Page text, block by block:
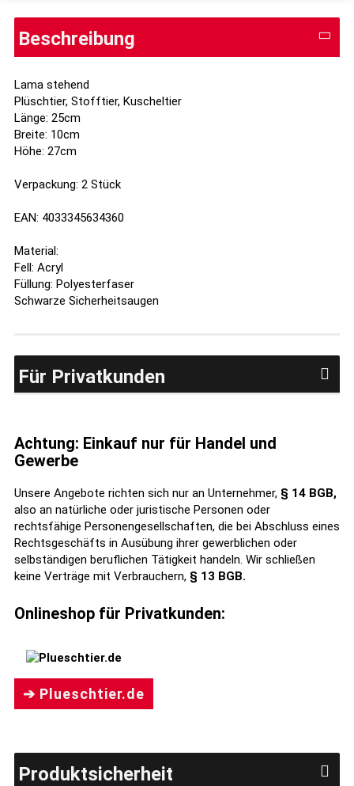
Beschreibung
Lama stehend
Plüschtier, Stofftier, Kuscheltier
Länge: 25cm
Breite: 10cm
Höhe: 27cm
Verpackung: 2 Stück
EAN: 4033345634360
Material:
Fell: Acryl
Füllung: Polyesterfaser
Schwarze Sicherheitsaugen
Für Privatkunden
Achtung: Einkauf nur für Handel und
Gewerbe
Unsere Angebote richten sich nur an Unternehmer, § 14 BGB,
also an natürliche oder juristische Personen oder
rechtsfähige Personengesellschaften, die bei Abschluss eines
Rechtsgeschäfts in Ausübung ihrer gewerblichen oder
selbständigen beruflichen Tätigkeit handeln. Wir schließen
keine Verträge mit Verbrauchern, § 13 BGB.
Onlineshop für Privatkunden:
➔ Plueschtier.de
Produktsicherheit